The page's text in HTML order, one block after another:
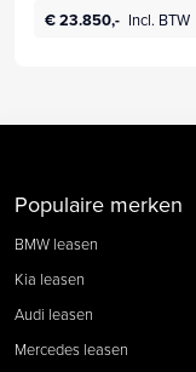
€ 23.850,- Incl. BTW
Populaire merken
BMW leasen
Kia leasen
Audi leasen
Mercedes leasen